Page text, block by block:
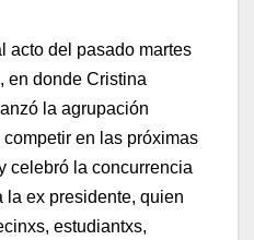
acto del pasado martes
en donde Cristina
la agrupación
en las próximas
celebró la concurrencia
la ex presidente, quien
estudiantxs,